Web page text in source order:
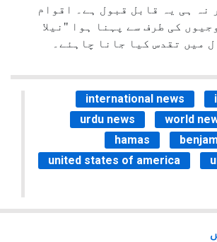
نہ ہی یہ قابل قبول ہے۔ اقوام
کی طرف سے پہنا ہوا "نیلا
میں تقدس کیا جانا چاہئے۔
international news
urdu news
world
hamas
united states of america